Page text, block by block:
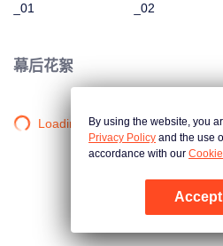
_01
_02
幕后花絮
Loading…By using the website, you
Privacy Policy and the use
accordance with our
Accept